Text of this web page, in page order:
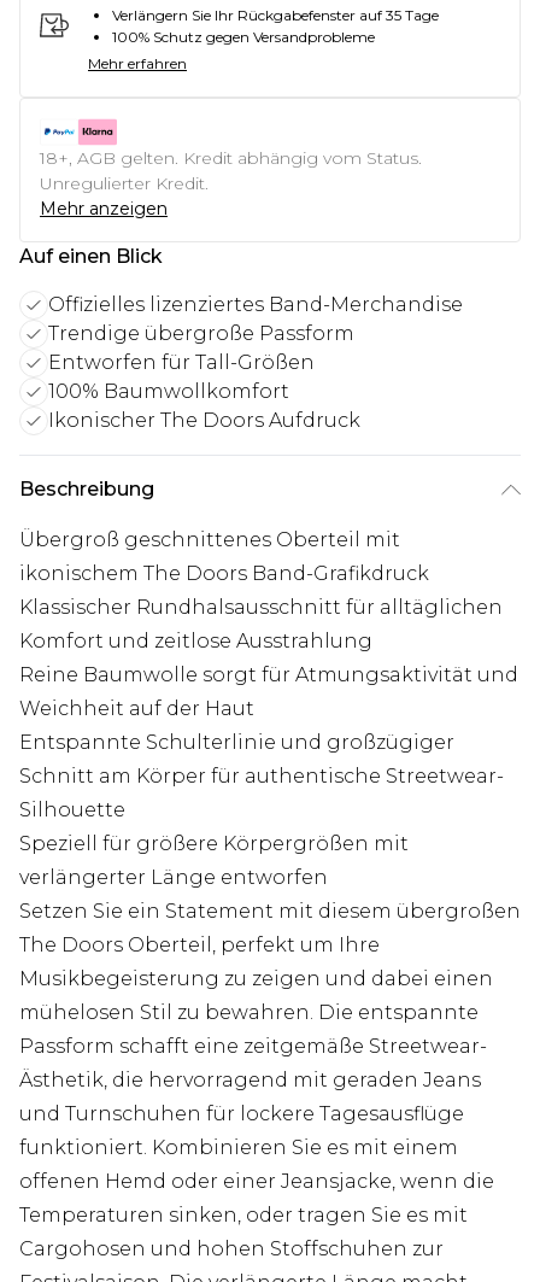
Verlängern Sie Ihr Rückgabefenster auf 35 Tage
100% Schutz gegen Versandprobleme
Mehr erfahren
18+, AGB gelten. Kredit abhängig vom Status.
Unregulierter Kredit.
Mehr anzeigen
Auf einen Blick
Offizielles lizenziertes Band-Merchandise
Trendige übergroße Passform
Entworfen für Tall-Größen
100% Baumwollkomfort
Ikonischer The Doors Aufdruck
Beschreibung
Übergroß geschnittenes Oberteil mit
ikonischem The Doors Band-Grafikdruck
Klassischer Rundhalsausschnitt für alltäglichen
Komfort und zeitlose Ausstrahlung
Reine Baumwolle sorgt für Atmungsaktivität und
Weichheit auf der Haut
Entspannte Schulterlinie und großzügiger
Schnitt am Körper für authentische Streetwear-
Silhouette
Speziell für größere Körpergrößen mit
verlängerter Länge entworfen
Setzen Sie ein Statement mit diesem übergroßen
The Doors Oberteil, perfekt um Ihre
Musikbegeisterung zu zeigen und dabei einen
mühelosen Stil zu bewahren. Die entspannte
Passform schafft eine zeitgemäße Streetwear-
Ästhetik, die hervorragend mit geraden Jeans
und Turnschuhen für lockere Tagesausflüge
funktioniert. Kombinieren Sie es mit einem
offenen Hemd oder einer Jeansjacke, wenn die
Temperaturen sinken, oder tragen Sie es mit
Cargohosen und hohen Stoffschuhen zur